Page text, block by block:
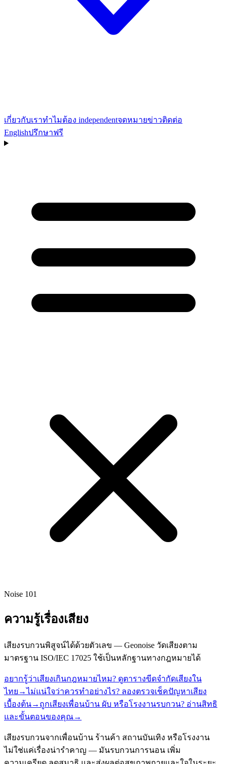
เกี่ยวกับเราทำไมต้อง independentจดหมายข่าวติดต่อ
Englishปรึกษาฟรี
Noise 101
ความรู้เรื่องเสียง
เสียงรบกวนพิสูจน์ได้ด้วยตัวเลข — Geonoise วัดเสียงตาม
มาตรฐาน ISO/IEC 17025 ใช้เป็นหลักฐานทางกฎหมายได้
อยากรู้ว่าเสียงเกินกฎหมายไหม? ดูตารางขีดจำกัดเสียงใน
ไทย →ไม่แน่ใจว่าควรทำอย่างไร? ลองตรวจเช็คปัญหาเสียง
เบื้องต้น→ ถูกเสียงเพื่อนบ้าน ผับ หรือโรงงานรบกวน? อ่านสิทธิ
และขั้นตอนของคุณ→
เสียงรบกวนจากเพื่อนบ้าน ร้านค้า สถานบันเทิง หรือโรงงาน
ไม่ใช่แค่เรื่องน่ารำคาญ — มันรบกวนการนอน เพิ่ม